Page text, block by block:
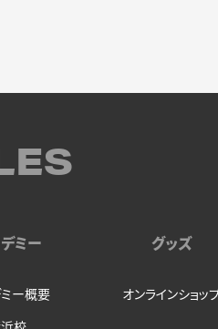
ミー
ー概要
グッズ
オンラインショッ